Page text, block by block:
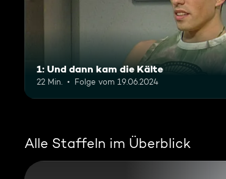
1: Und dann kam die Kälte
22 Min. Folge vom 19.06.2024
Alle Staffeln im Überblick